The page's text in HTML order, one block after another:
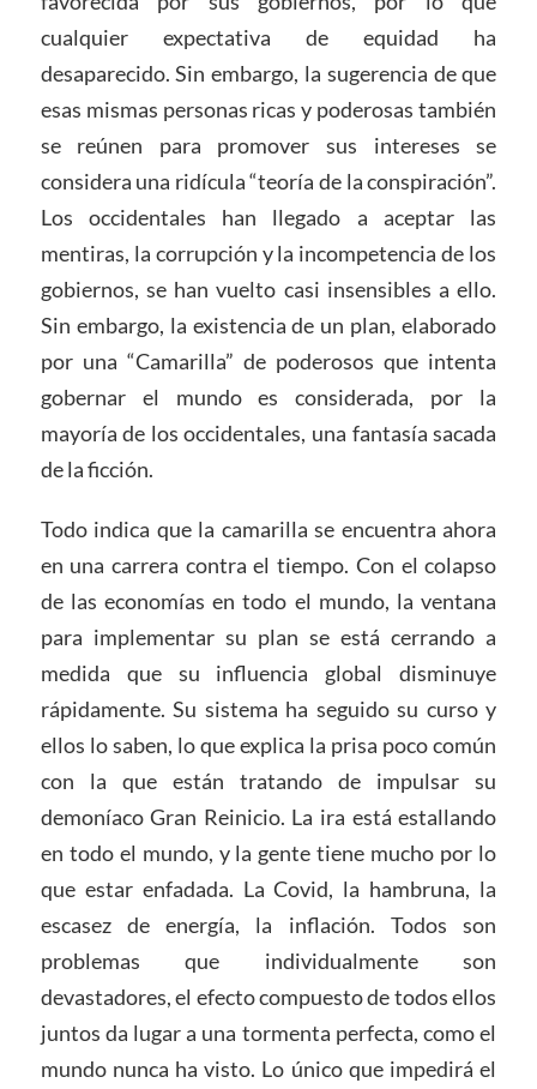
cualquier expectativa de equidad ha
desaparecido. Sin embargo, la sugerencia de que
esas mismas personas ricas y poderosas también
se reúnen para promover sus intereses se
considera una ridícula “teoría de la conspiración”.
Los occidentales han llegado a aceptar las
mentiras, la corrupción y la incompetencia de los
gobiernos, se han vuelto casi insensibles a ello.
Sin embargo, la existencia de un plan, elaborado
por una “Camarilla” de poderosos que intenta
gobernar el mundo es considerada, por la
mayoría de los occidentales, una fantasía sacada
de la ficción.
Todo indica que la camarilla se encuentra ahora
en una carrera contra el tiempo. Con el colapso
de las economías en todo el mundo, la ventana
para implementar su plan se está cerrando a
medida que su influencia global disminuye
rápidamente. Su sistema ha seguido su curso y
ellos lo saben, lo que explica la prisa poco común
con la que están tratando de impulsar su
demoníaco Gran Reinicio. La ira está estallando
en todo el mundo, y la gente tiene mucho por lo
que estar enfadada. La Covid, la hambruna, la
escasez de energía, la inflación. Todos son
problemas que individualmente son
devastadores, el efecto compuesto de todos ellos
juntos da lugar a una tormenta perfecta, como el
mundo nunca ha visto. Lo único que impedirá el